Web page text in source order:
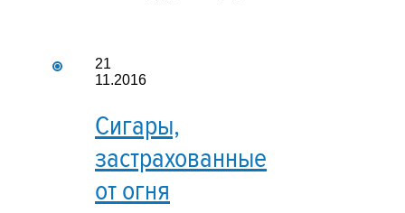
21
11.2016
Сигары,
застрахованные
от огня